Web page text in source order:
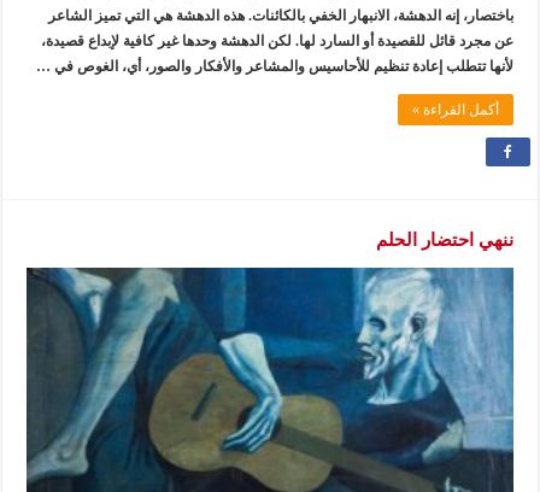
باختصار، إنه الدهشة، الانبهار الخفي بالكائنات. هذه الدهشة هي التي تميز الشاعر
عن مجرد قائل للقصيدة أو السارد لها. لكن الدهشة وحدها غير كافية لإبداع قصيدة،
لأنها تتطلب إعادة تنظيم للأحاسيس والمشاعر والأفكار والصور، أي، الغوص في …
أكمل القراءة »
ننهي احتضار الحلم